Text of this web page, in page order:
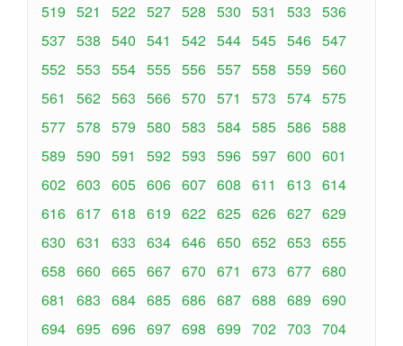
519 521 522 527 528 530 531 533 536
537 538 540 541 542 544 545 546 547
552 553 554 555 556 557 558 559 560
561
562 563 566 570 571 573 574 575
577 578 579 580 583 584 585 586 588
589 590 591 592 593 596 597 600 601
602 603 605 606 607 608 611 613 614
616 617 618 619 622 625 626 627 629
630 631 633 634 646 650 652 653 655
658 660 665 667 670 671 673 677 680
681
683 684 685 686 687 688 689 690
694 695 696 697 698 699 702 703 704